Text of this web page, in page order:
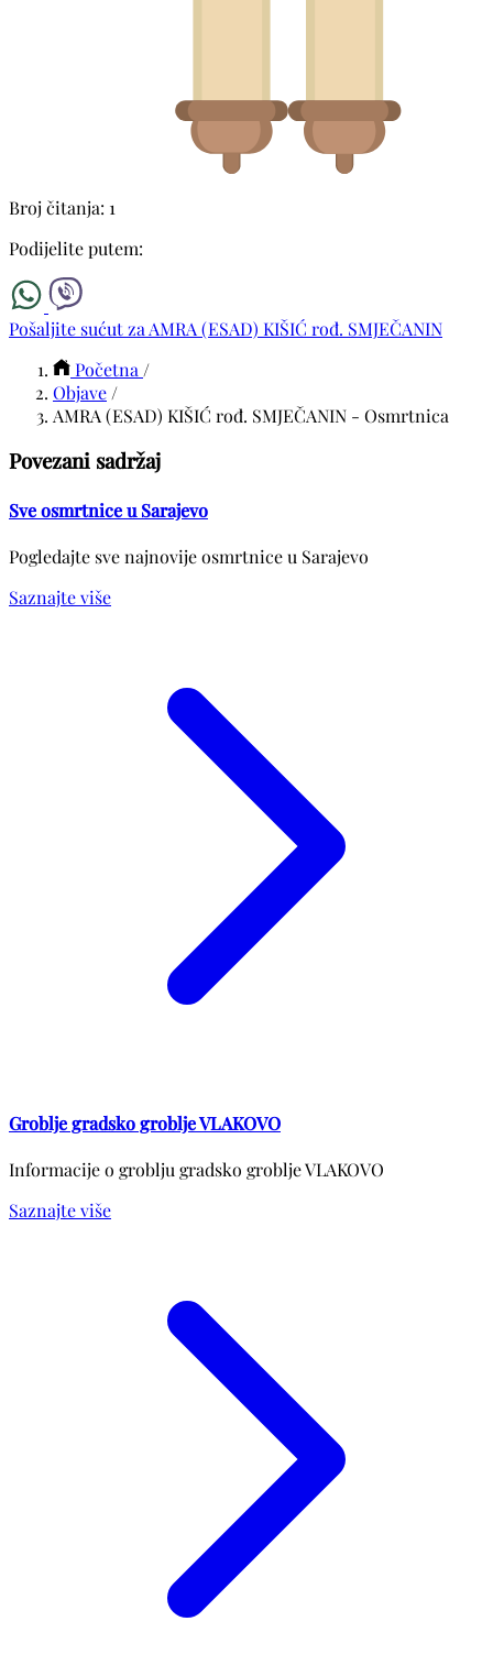
Broj čitanja: 1
Podijelite putem:
Pošaljite sućut za AMRA (ESAD) KIŠIĆ rođ. SMJEČANIN
Početna /
Objave /
AMRA (ESAD) KIŠIĆ rođ. SMJEČANIN - Osmrtnica
Povezani sadržaj
Sve osmrtnice u Sarajevo
Pogledajte sve najnovije osmrtnice u Sarajevo
Saznajte više
Groblje gradsko groblje VLAKOVO
Informacije o groblju gradsko groblje VLAKOVO
Saznajte više